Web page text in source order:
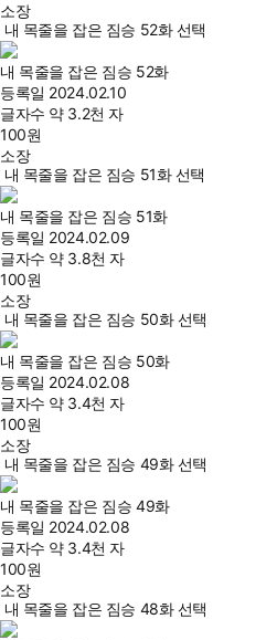
소장
내 목줄을 잡은 짐승 52화 선택
내 목줄을 잡은 짐승 52화
등록일 2024.02.10
글자수 약 3.2천 자
100원
소장
내 목줄을 잡은 짐승 51화 선택
내 목줄을 잡은 짐승 51화
등록일 2024.02.09
글자수 약 3.8천 자
100원
소장
내 목줄을 잡은 짐승 50화 선택
내 목줄을 잡은 짐승 50화
등록일 2024.02.08
글자수 약 3.4천 자
100원
소장
내 목줄을 잡은 짐승 49화 선택
내 목줄을 잡은 짐승 49화
등록일 2024.02.08
글자수 약 3.4천 자
100원
소장
내 목줄을 잡은 짐승 48화 선택